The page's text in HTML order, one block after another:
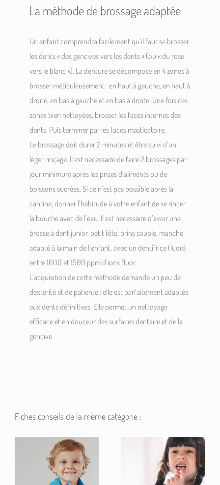
La méthode de brossage adaptée
Un enfant comprendra facilement qu’il faut se brosser
les dents « des gencives vers les dents » (ou « du rose
vers le blanc »). La denture se décompose en 4 zones à
brosser méticuleusement : en haut à gauche, en haut à
droite, en bas à gauche et en bas à droite. Une fois ces
zones bien nettoyées, brosser les faces internes des
dents. Puis terminer par les faces masticatoire.
Le brossage doit durer 2 minutes et être suivi d’un
léger rinçage. Il est nécessaire de faire 2 brossages par
jour minimum après les prises d’aliments ou de
boissons sucrées. Si ce n’est pas possible après la
cantine, donner l’habitude à votre enfant de se rincer
la bouche avec de l’eau. Il est nécessaire d’avoir une
brosse à dent junior, petit tête, brins souple, manche
adapté à la main de l’enfant, avec un dentifrice fluoré
entre 1000 et 1500 ppm d’ions fluor.
L’acquisition de cette méthode demande un peu de
dextérité et de patiente : elle est parfaitement adaptée
aux dents définitives. Elle permet un nettoyage
efficace et en douceur des surfaces dentaire et de la
gencive.
Fiches conseils de la même catégorie :